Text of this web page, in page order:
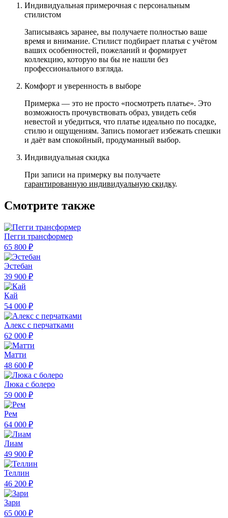
Индивидуальная примерочная с персональным
стилистом
Записываясь заранее, вы получаете полностью ваше
время и внимание. Стилист подбирает платья с учётом
ваших особенностей, пожеланий и формирует
коллекцию, которую вы бы не нашли без
профессионального взгляда.
Комфорт и уверенность в выборе
Примерка — это не просто «посмотреть платье». Это
возможность прочувствовать образ, увидеть себя
невестой и убедиться, что платье идеально по посадке,
стилю и ощущениям. Запись помогает избежать спешки
и даёт вам спокойный, продуманный выбор.
Индивидуальная скидка
При записи на примерку вы получаете
гарантированную индивидуальную скидку.
Смотрите также
Пегги трансформер
65 800 ₽
Эстебан
39 900 ₽
Кай
54 000 ₽
Алекс с перчатками
62 000 ₽
Матти
48 600 ₽
Люка с болеро
59 000 ₽
Рем
64 000 ₽
Лиам
49 900 ₽
Теллин
46 200 ₽
Зари
65 000 ₽